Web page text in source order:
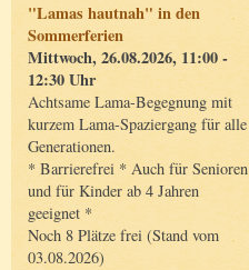
"Lamas hautnah" in den
Sommerferien
Mittwoch, 26.08.2026, 11:00 -
12:30 Uhr
Achtsame Lama-Begegnung mit
kurzem Lama-Spaziergang für alle
Generationen.
* Barrierefrei * Auch für Senioren
und für Kinder ab 4 Jahren
geeignet *
Noch 8 Plätze frei (Stand vom
03.08.2026)